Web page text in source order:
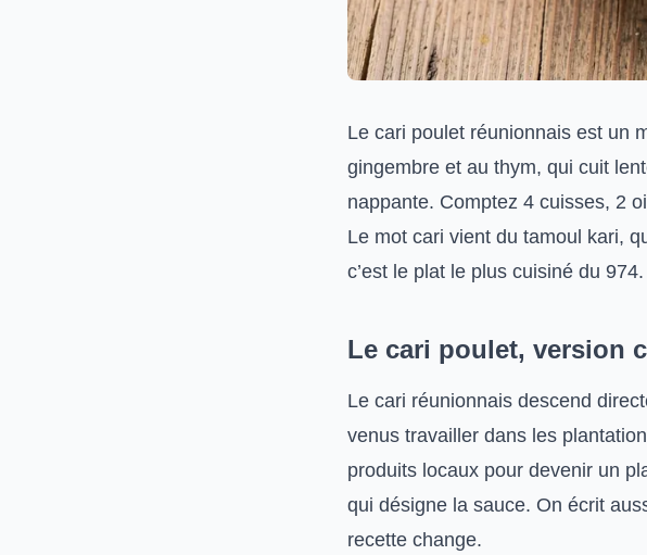
Le cari poulet réunionnais est un
gingembre et au thym, qui cuit
nappante. Comptez 4 cuisses, 2
Le mot cari vient du tamoul kari,
c’est le plat le plus cuisiné du 974.
Le cari poulet, version
Le cari réunionnais descend
venus travailler dans les
produits locaux pour devenir un
qui désigne la sauce. On écrit
recette change.